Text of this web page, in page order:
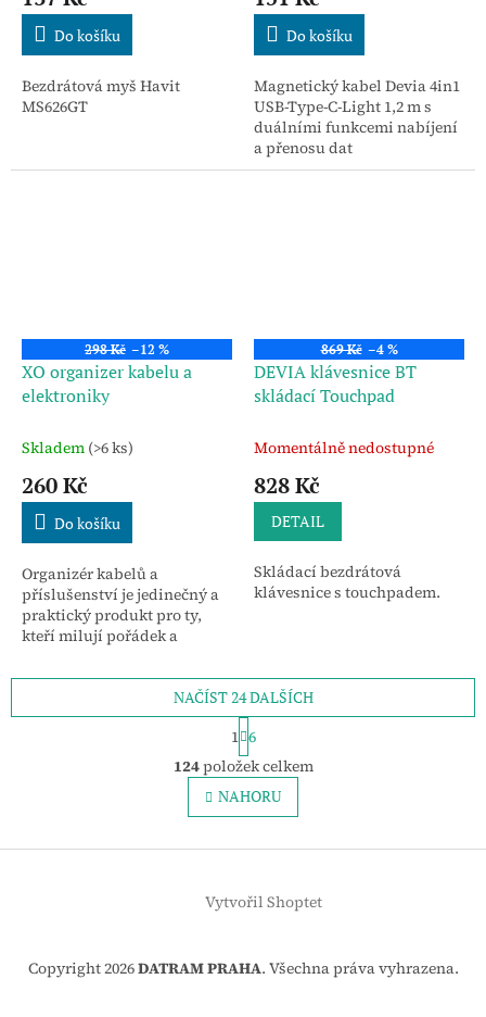
Do košíku
Bezdrátová myš Havit
MS626GT
Do košíku
Magnetický kabel Devia 4in1
USB-Type-C-Light 1,2 m s
duálními funkcemi nabíjení
a přenosu dat
298 Kč –12 %
XO organizer kabelu a
elektroniky
Skladem (>6 ks)
260 Kč
Do košíku
Organizér kabelů a
příslušenství je jedinečný a
praktický produkt pro ty,
kteří milují pořádek a
869 Kč –4 %
DEVIA klávesnice BT
skládací Touchpad
Momentálně nedostupné
828 Kč
DETAIL
Skládací bezdrátová
klávesnice s touchpadem.
O
v
l
á
í
v
NAČÍST 24 DALŠÍCH
S
t
r
á
n
k
v
n
í
1 6
124položek celkem
NAHORU
Z
Vytvořil Shoptet
Copyright 2026DATRAM PRAHA. Všechna práva vyhrazena.